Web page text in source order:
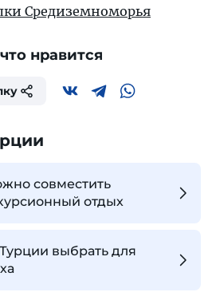
Средиземноморья
нравится
совместить
отдых
выбрать для